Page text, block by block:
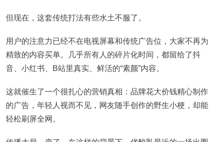
但现在，这套传统打法有些水土不服了。
用户的注意力已经不在电视屏幕和传统广告位，大家不再为
精致的内容买单。几乎所有人的碎片化时间，都留给了抖
音、小红书、B站里真实、鲜活的“素颜”内容。
这就催生了一个很扎心的营销真相：品牌花大价钱精心制作
的广告，年轻人视而不见，网友随手创作的野生小梗，却能
轻松刷屏全网。